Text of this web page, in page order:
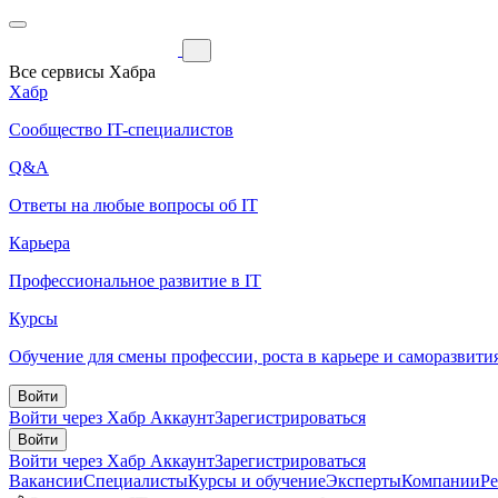
Все сервисы Хабра
Хабр
Сообщество IT-специалистов
Q&A
Ответы на любые вопросы об IT
Карьера
Профессиональное развитие в IT
Курсы
Обучение для смены профессии, роста в карьере и
Войти
Войти через Хабр АккаунтЗарегистрироваться
Войти
Войти через Хабр АккаунтЗарегистрироваться
ВакансииСпециалистыКурсы и обучениеЭкспертыКомпании